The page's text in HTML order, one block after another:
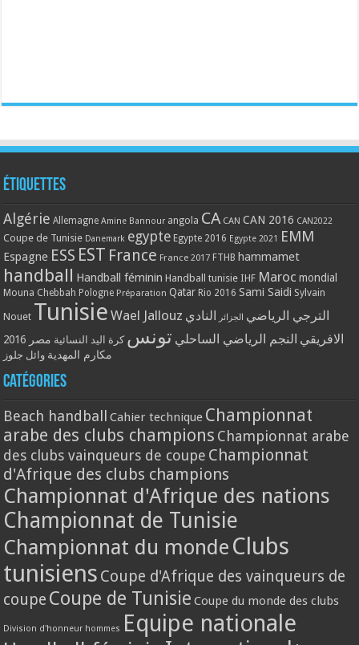
Étiquettes
Algérie Allemagne Amine Bannour angola CA CAN CAN 2016 CAN2022
Coupe de Tunisie Danemark egypte Egypte 2016 Egypte 2021 EMM
Espagne ESS EST France France 2017 FTHB hammamet
handball Handball féminin Handball tunisie IHF Maroc mondial
Mouna Chebbah Pologne Préparation Qatar Rio 2016 Sami Saidi Sylvain
Nouet Tunisie Wael Jallouz الترجي الرياضي الجزائر النادي
الافريقي النجم الرياضي الساحلي تونس كرة اليد النسائية مصر 2016
مكارم المهدية وائل جلوز
Catégories
Beach handball Cahier technique Championnat
arabe des clubs champions Championnat arabe
des clubs vainqueurs de coupe Championnat
d'Afrique des clubs champions
Championnat d'Afrique des nations
Championnat de Tunisie
Championnat du monde Clubs
tunisiens Coupe d'Afrique des vainqueurs de
coupe Coupe de Tunisie Coupe du monde des clubs
Division d'honneur hommes Equipe nationale